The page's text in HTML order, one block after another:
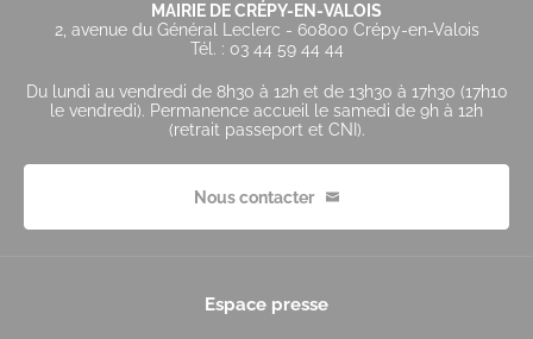
MAIRIE DE CRÉPY-EN-VALOIS
2, avenue du Général Leclerc - 60800 Crépy-en-Valois
Tél. : 03 44 59 44 44
Du lundi au vendredi de 8h30 à 12h et de 13h30 à 17h30 (17h10
le vendredi). Permanence accueil le samedi de 9h à 12h
(retrait passeport et CNI).
Nous contacter
Espace presse